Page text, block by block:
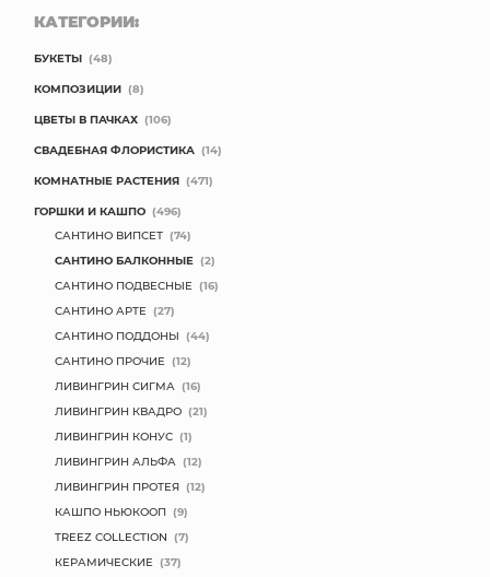
КАТЕГОРИИ:
БУКЕТЫ (48)
КОМПОЗИЦИИ (8)
ЦВЕТЫ В ПАЧКАХ (106)
СВАДЕБНАЯ ФЛОРИСТИКА (14)
КОМНАТНЫЕ РАСТЕНИЯ (471)
ГОРШКИ И КАШПО (496)
САНТИНО ВИПСЕТ (74)
САНТИНО БАЛКОННЫЕ (2)
САНТИНО ПОДВЕСНЫЕ (16)
САНТИНО АРТЕ (27)
САНТИНО ПОДДОНЫ (44)
САНТИНО ПРОЧИЕ (12)
ЛИВИНГРИН СИГМА (16)
ЛИВИНГРИН КВАДРО (21)
ЛИВИНГРИН КОНУС (1)
ЛИВИНГРИН АЛЬФА (12)
ЛИВИНГРИН ПРОТЕЯ (12)
КАШПО НЬЮКООП (9)
TREEZ COLLECTION (7)
КЕРАМИЧЕСКИЕ (37)